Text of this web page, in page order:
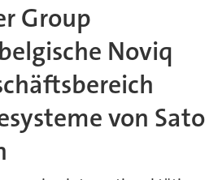
Group
Noviq
von Sato